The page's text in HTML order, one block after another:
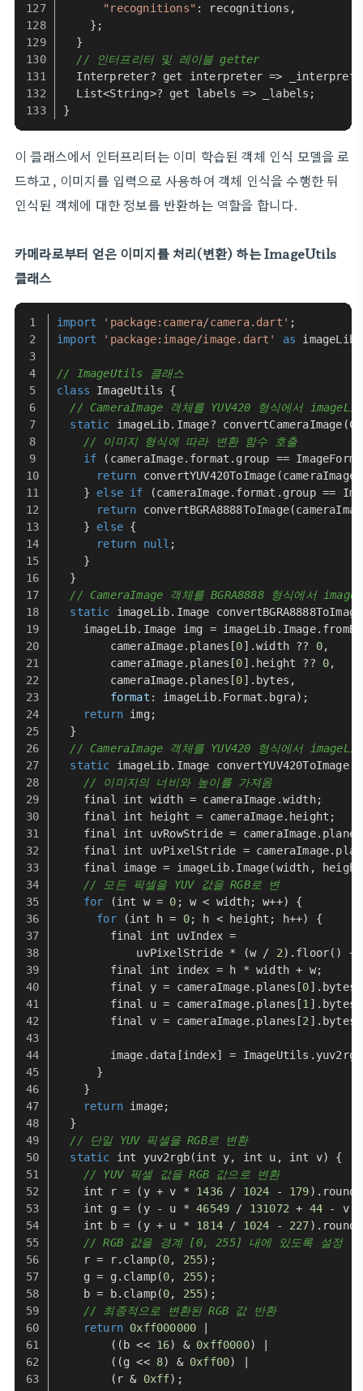
"recognitions" : recognitions,
    };
  }
// 인터프리터 및 레이블 getter
Interpreter? get interpreter =>
List<String>? get labels => _labels;
}
이 클래스에서 인터프리터는 이미 학습된 객체 인식 모델을 로
드하고, 이미지를 입력으로 사용하여 객체 인식을 수행한 뒤
인식된 객체에 대한 정보를 반환하는 역할을 합니다.
카메라로부터 얻은 이미지를 처리(변환) 하는 ImageUtils
클래스
import 'package:camera/camera.dart' ;
import
'package:image/image.dart' as imageLib;
// ImageUtils 클래스
class
ImageUtils {
// CameraImage 객체를 YUV420 형식에서
static imageLib. Image? convertCameraImage (
// 이미지 형식에 따라 변환 함수 호출
if (cameraImage. format . group ==
return
convertYUV420ToImage
    }
else if (cameraImage. format . group ==
return
convertBGRA8888ToImage
    }
else {
return
null ;
    }
  }
// CameraImage 객체를 BGRA8888 형식에서
static imageLib. Image convertBGRA8888ToImage
    imageLib.
Image img = imageLib. Image.
        cameraImage.
planes [0].width ?? 0,
        cameraImage.
planes [0]. height ?? 0,
        cameraImage.
planes [0]. bytes ,
format : imageLib. Format . bgra);
return img;
  }
// CameraImage 객체를 YUV420 형식에서
static imageLib. Image convertYUV420ToImage(
// 이미지의 너비와 높이를 가져옴
    final int width = cameraImage.
width;
    final int height = cameraImage.
height ;
    final int uvRowStride = cameraImage.
planes
    final int uvPixelStride = cameraImage.
    final image = imageLib.
Image(width,
// 모든 픽셀을 YUV 값을 RGB로 변
for (int w = 0 ; w < width; w++) {
for (int h = 0; h < height; h++) {
        final int uvIndex =
            uvPixelStride * (w /
2). floor() +
        final int index = h * width + w;
        final y = cameraImage.
planes [0]. bytes
        final u = cameraImage.
planes [1 ]. bytes
        final v = cameraImage.
planes [2 ]. bytes
        image.
data [index] = ImageUtils . yuv2rgb
      }
    }
return image;
  }
// 단일 YUV 픽셀을 RGB로 변환
static int yuv2rgb(int y, int u, int v) {
// YUV 픽셀 값을 RGB 값으로 변환
    int r = (y + v *
1436 / 1024 - 179). round
    int g = (y - u *
46549 / 131072 + 44 - v
    int b = (y + u *
1814 / 1024 - 227). round
// RGB 값을 경계 [0, 255] 내에 있도록 설정
    r = r.
clamp(0, 255);
    g = g.
clamp(0, 255);
    b = b.
clamp(0, 255);
// 최종적으로 변환된 RGB 값 반환
return 0xff000000 |
        ((b <<
16) & 0xff0000) |
        ((g <<
8) & 0xff00) |
        (r &
0xff);